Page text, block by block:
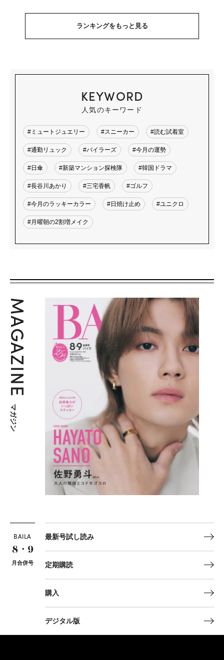
ランキングをもっと見る
KEYWORD
人気のキーワード
#ミュートジュエリー #スニーカー #読む試着室
#通勤リュック #バイラーズ #今月の運勢
#日傘 #新築マンション探検隊 #韓国ドラマ
#長谷川あかり #三宅香帆 #ゴルフ
#今月のラッキーカラー #日焼け止め #ユニクロ
#月曜朝の2割増メイク
MAGAZINE
マガジン
BAILA
8・9
月合併号
最新号試し読み
定期購読
購入
デジタル版